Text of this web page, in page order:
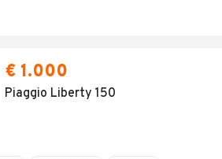
€ 1.000
Piaggio Liberty 150